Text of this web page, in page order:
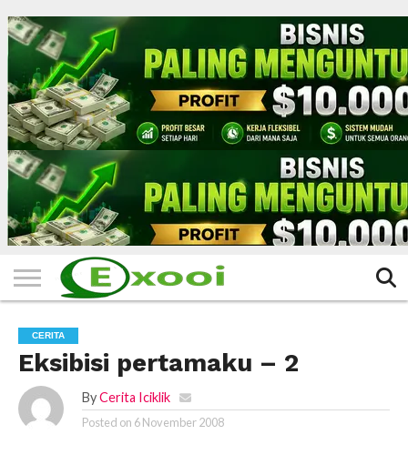
HOME
FILTER
BERITA
BIODATA
CERITA
CERPEN
EKSKLUSIF
FOTO
VIDEO
TIPS
MORE
CERITA
Eksibisi pertamaku – 2
By Cerita Iciklik
Posted on 6 November 2008